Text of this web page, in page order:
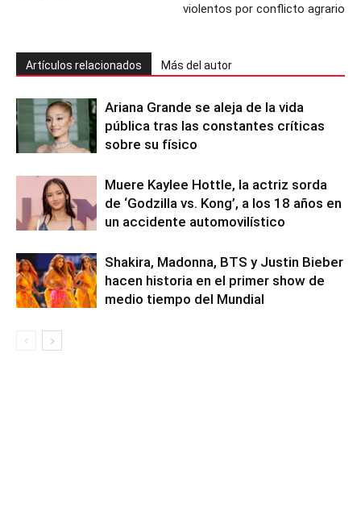
violentos por conflicto agrario
Artículos relacionados Más del autor
Ariana Grande se aleja de la vida
pública tras las constantes críticas
sobre su físico
Muere Kaylee Hottle, la actriz sorda
de ‘Godzilla vs. Kong’, a los 18 años en
un accidente automovilístico
Shakira, Madonna, BTS y Justin Bieber
hacen historia en el primer show de
medio tiempo del Mundial